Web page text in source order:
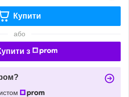
Купити
або
з